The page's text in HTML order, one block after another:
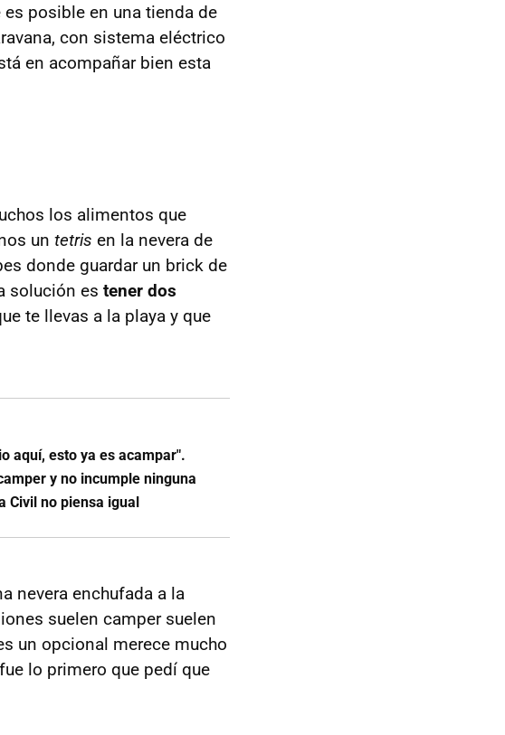
posible en una tienda de
con sistema eléctrico
en acompañar bien esta
los alimentos que
un tetris en la nevera de
donde guardar un brick de
solución es tener dos
te llevas a la playa y que
aquí, esto ya es acampar".
y no incumple ninguna
Civil no piensa igual
nevera enchufada a la
suelen camper suelen
un opcional merece mucho
lo primero que pedí que